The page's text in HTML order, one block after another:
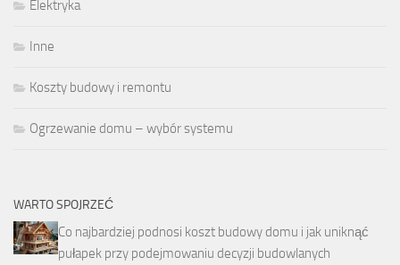
Elektryka
Inne
Koszty budowy i remontu
Ogrzewanie domu – wybór systemu
WARTO SPOJRZEĆ
Co najbardziej podnosi koszt budowy domu i jak uniknąć
pułapek przy podejmowaniu decyzji budowlanych